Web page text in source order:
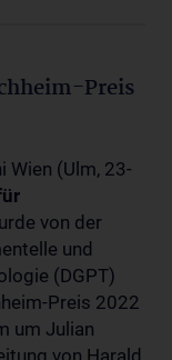
Preis
Wien (Ulm, 23-
von der
und
(DGPT)
Preis 2022
um Julian
von Harald